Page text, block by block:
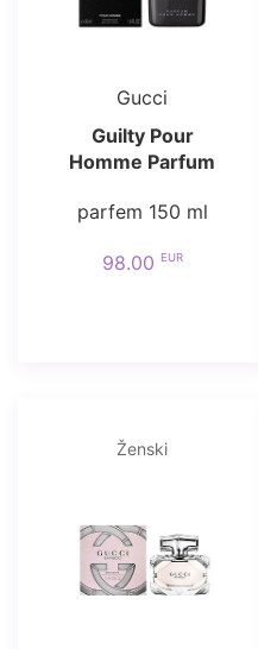
Gucci
Guilty Pour
Homme Parfum
parfem 150 ml
98.00 EUR
Ženski